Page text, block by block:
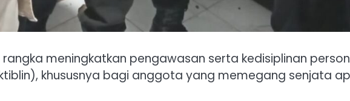
rangka meningkatkan pengawasan serta kedisiplinan
khususnya bagi anggota yang memegang senjata